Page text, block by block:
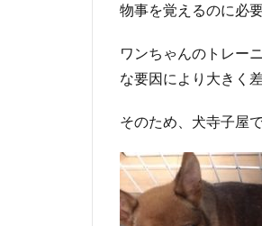
物事を覚えるのに必
ワンちゃんのトレー
な要因により大きく
そのため、犬寺子屋